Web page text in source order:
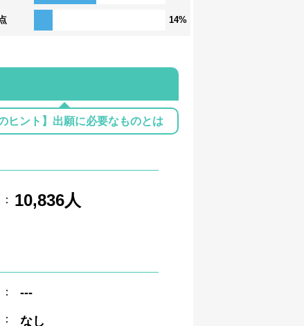
14%
ヒント】出願に必要なものとは
： 10,836人
： ---
： なし